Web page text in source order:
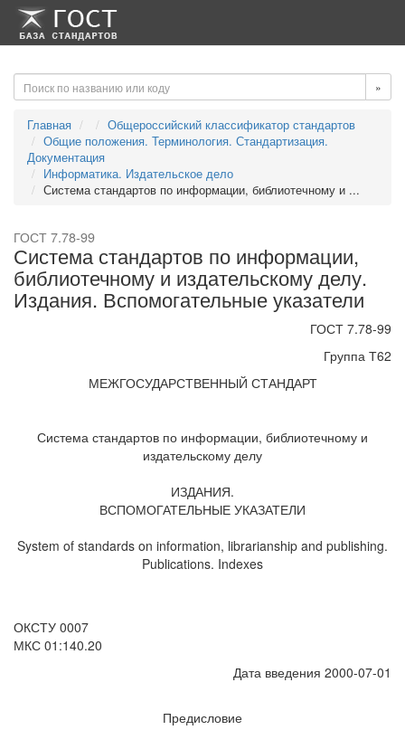
-->-->
»
Главная
Общероссийский классификатор стандартов
Общие положения. Терминология. Стандартизация.
Документация
Информатика. Издательское дело
Система стандартов по информации, библиотечному и ...
ГОСТ 7.78-99
Система стандартов по информации,
библиотечному и издательскому делу.
Издания. Вспомогательные указатели
ГОСТ 7.78-99
Группа Т62
МЕЖГОСУДАРСТВЕННЫЙ СТАНДАРТ
Система стандартов по информации, библиотечному и
издательскому делу
ИЗДАНИЯ.
ВСПОМОГАТЕЛЬНЫЕ УКАЗАТЕЛИ
System of standards on information, librarianship and publishing.
Publications. Indexes
ОКСТУ 0007
МКС 01:140.20
Дата введения 2000-07-01
Предисловие